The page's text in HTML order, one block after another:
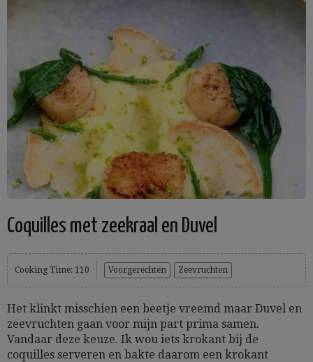
Coquilles met zeekraal en Duvel
Cooking Time: 110 Voorgerechten Zeevruchten
Het klinkt misschien een beetje vreemd maar Duvel en
zeevruchten gaan voor mijn part prima samen.
Vandaar deze keuze. Ik wou iets krokant bij de
coquilles serveren en bakte daarom een krokant